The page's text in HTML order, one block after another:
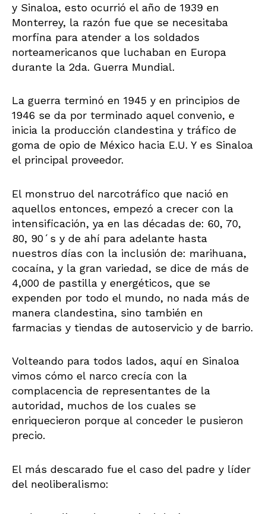
y Sinaloa, esto ocurrió el año de 1939 en
Monterrey, la razón fue que se necesitaba
morfina para atender a los soldados
norteamericanos que luchaban en Europa
durante la 2da. Guerra Mundial.
La guerra terminó en 1945 y en principios de
1946 se da por terminado aquel convenio, e
inicia la producción clandestina y tráfico de
goma de opio de México hacia E.U. Y es Sinaloa
el principal proveedor.
El monstruo del narcotráfico que nació en
aquellos entonces, empezó a crecer con la
intensificación, ya en las décadas de: 60, 70,
80, 90´s y de ahí para adelante hasta
nuestros días con la inclusión de: marihuana,
cocaína, y la gran variedad, se dice de más de
4,000 de pastilla y energéticos, que se
expenden por todo el mundo, no nada más de
manera clandestina, sino también en
farmacias y tiendas de autoservicio y de barrio.
Volteando para todos lados, aquí en Sinaloa
vimos cómo el narco crecía con la
complacencia de representantes de la
autoridad, muchos de los cuales se
enriquecieron porque al conceder le pusieron
precio.
El más descarado fue el caso del padre y líder
del neoliberalismo: